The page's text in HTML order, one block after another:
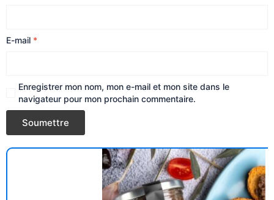
E-mail *
Enregistrer mon nom, mon e-mail et mon site dans le
navigateur pour mon prochain commentaire.